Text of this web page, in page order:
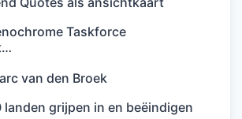
Taskforce
van den Broek
landen grijpen in en beëindigen